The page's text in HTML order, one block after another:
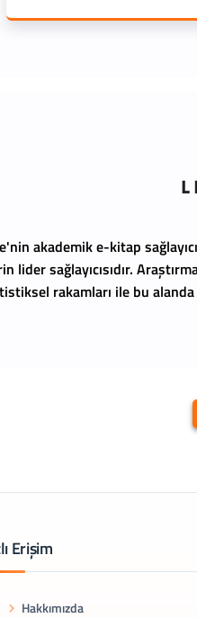
akademik e-kitap
lider sağlayıcısıdır.
rakamları ile bu
Erişim
Hakkımızda